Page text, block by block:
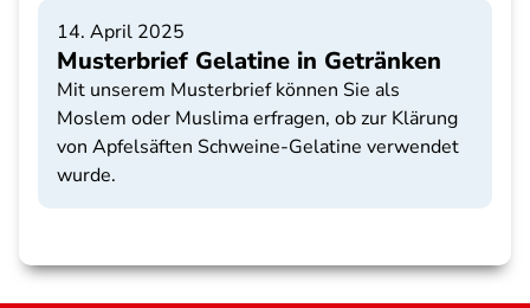
14. April 2025
Musterbrief Gelatine in Getränken
Mit unserem Musterbrief können Sie als
Moslem oder Muslima erfragen, ob zur Klärung
von Apfelsäften Schweine-Gelatine verwendet
wurde.